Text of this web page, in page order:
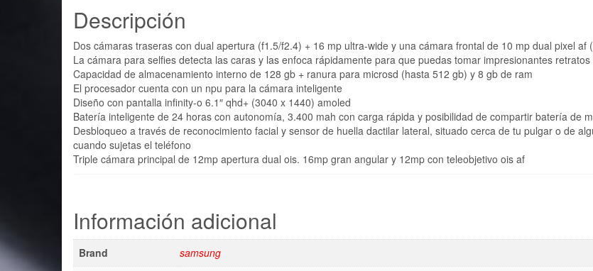
Descripción
Dos cámaras traseras con dual apertura (f1.5/f2.4) + 16 mp ultra-wide y una cámara frontal de 10 mp dual pixel af
La cámara para selfies detecta las caras y las enfoca rápidamente para que puedas tomar impresionantes
Capacidad de almacenamiento interno de 128 gb + ranura para microsd (hasta 512 gb) y 8 gb de ram
El procesador cuenta con un npu para la cámara inteligente
Diseño con pantalla infinity-o 6.1″ qhd+ (3040 x 1440) amoled
Batería inteligente de 24 horas con autonomía, 3.400 mah con carga rápida y posibilidad de compartir batería de
Desbloqueo a través de reconocimiento facial y sensor de huella dactilar lateral, situado cerca de tu pulgar o de
cuando sujetas el teléfono
Triple cámara principal de 12mp apertura dual ois. 16mp gran angular y 12mp con teleobjetivo ois af
Información adicional
Brand
samsung